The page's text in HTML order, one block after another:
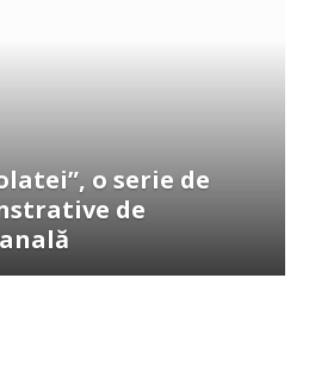
o serie de
de